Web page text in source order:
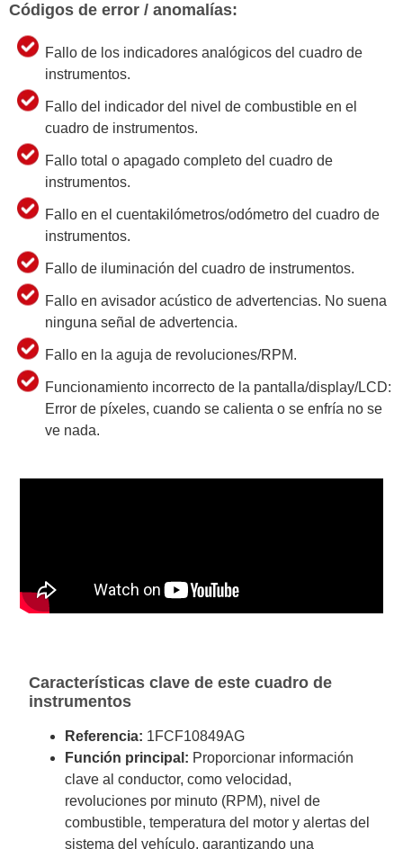
Códigos de error / anomalías:
Fallo de los indicadores analógicos del cuadro de
instrumentos.
Fallo del indicador del nivel de combustible en el
cuadro de instrumentos.
Fallo total o apagado completo del cuadro de
instrumentos.
Fallo en el cuentakilómetros/odómetro del cuadro de
instrumentos.
Fallo de iluminación del cuadro de instrumentos.
Fallo en avisador acústico de advertencias. No suena
ninguna señal de advertencia.
Fallo en la aguja de revoluciones/RPM.
Funcionamiento incorrecto de la pantalla/display/LCD:
Error de píxeles, cuando se calienta o se enfría no se
ve nada.
Características clave de este cuadro de
instrumentos
Referencia: 1FCF10849AG
Función principal: Proporcionar información
clave al conductor, como velocidad,
revoluciones por minuto (RPM), nivel de
combustible, temperatura del motor y alertas del
sistema del vehículo, garantizando una